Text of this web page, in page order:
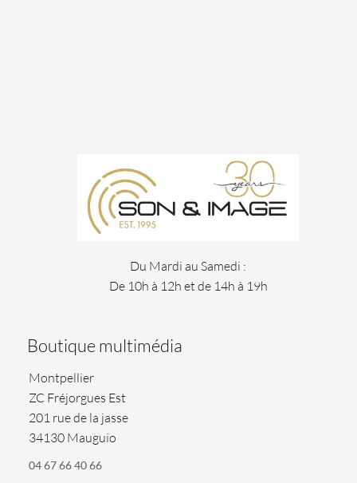
Du Mardi au Samedi :
De 10h à 12h et de 14h à 19h
Boutique multimédia
Montpellier
ZC Fréjorgues Est
201 rue de la jasse
34130 Mauguio
04 67 66 40 66